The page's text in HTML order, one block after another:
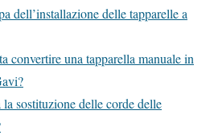
dell’installazione delle tapparelle a
convertire una tapparella manuale in
sostituzione delle corde delle